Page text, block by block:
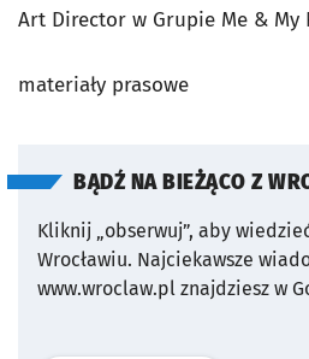
Art Director w Grupie Me & My
materiały prasowe
BĄDŹ NA BIEŻĄCO Z
Kliknij „obserwuj”, aby
Wrocławiu. Najciekawsze
www.wroclaw.pl znajdziesz w